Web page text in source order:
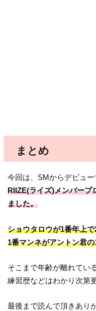
まとめ
今回は、SMからデビュー
RIIZE(ライズ)メンバープ
ました。
ショウタロウが1番年上で
1番マンネがアントン君の
そこまで年齢が離れてい
練習歴などはわかり次第
最後まで読んで頂きあり